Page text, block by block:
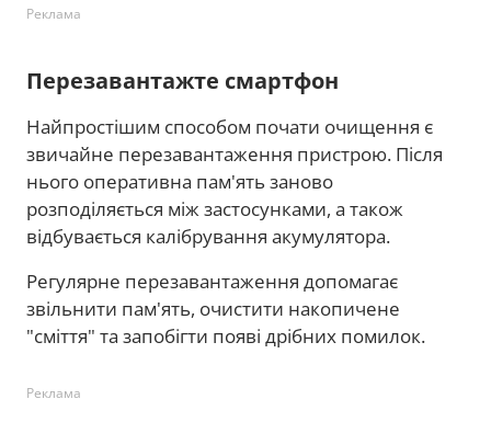
Реклама
Перезавантажте смартфон
Найпростішим способом почати очищення є
звичайне перезавантаження пристрою. Після
нього оперативна пам'ять заново
розподіляється між застосунками, а також
відбувається калібрування акумулятора.
Регулярне перезавантаження допомагає
звільнити пам'ять, очистити накопичене
"сміття" та запобігти появі дрібних помилок.
Реклама